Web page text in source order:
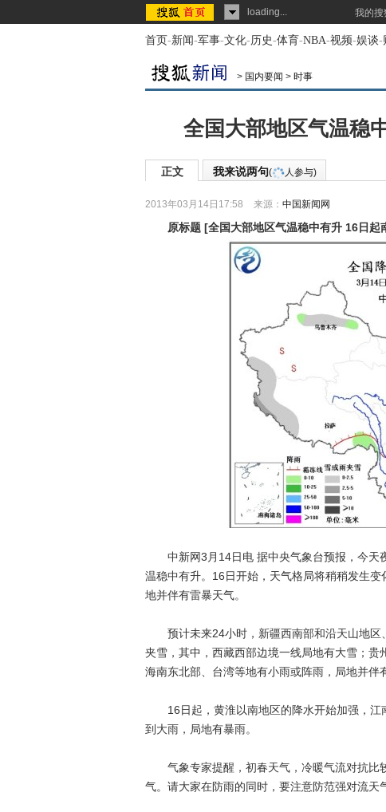
loading... 我的搜
首页-新闻-军事-文化-历史-体育-NBA-视频-娱谈-
> 国内要闻 > 时事
全国大部地区气温稳
正文 我来说两句( 人参与)
2013年03月14日17:58 来源： 中国新闻网
原标题 [全国大部地区气温稳中有升 16日起
中新网3月14日电 据中央气象台预报，今天
温稳中有升。16日开始，天气格局将稍稍发生
地并伴有雷暴天气。
预计未来24小时，新疆西南部和沿天山地区
夹雪，其中，西藏西部边境一线局地有大雪；贵
海南东北部、台湾等地有小雨或阵雨，局地并伴
16日起，黄淮以南地区的降水开始加强，江
到大雨，局地有暴雨。
气象专家提醒，初春天气，冷暖气流对抗比
气。请大家在防雨的同时，要注意防范强对流天